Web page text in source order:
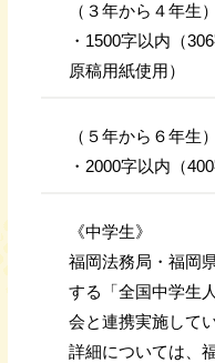
（３年から４年生）
・1500字以内（
原稿用紙使用）
（５年から６年生）
・2000字以内（
《中学生》
福岡法務局・福岡
する「全国中学生
会と連携実施してい
詳細については、